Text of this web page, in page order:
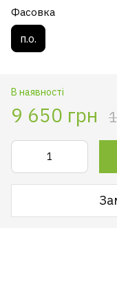
Фасовка
п.о.
В наявності
9 650 грн